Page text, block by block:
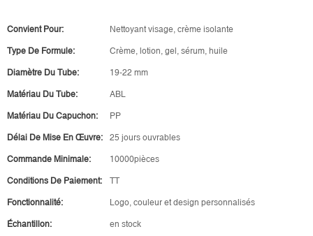
Convient Pour: Nettoyant visage, crème isolante
Type De Formule: Crème, lotion, gel, sérum, huile
Diamètre Du Tube: 19-22 mm
Matériau Du Tube: ABL
Matériau Du Capuchon: PP
Délai De Mise En Œuvre: 25 jours ouvrables
Commande Minimale: 10000pièces
Conditions De Paiement: TT
Fonctionnalité: Logo, couleur et design personnalisés
Échantillon: en stock